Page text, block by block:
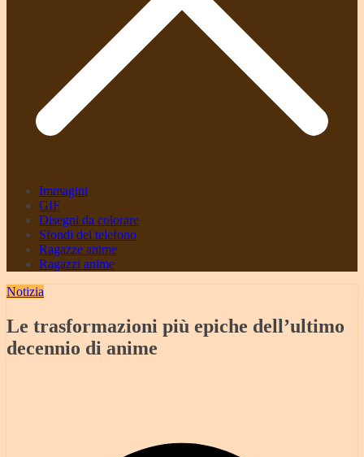
Immagini
GIF
Disegni da colorare
Sfondi del telefono
Ragazze anime
Ragazzi anime
Notizia
Le trasformazioni più epiche dell’ultimo
decennio di anime